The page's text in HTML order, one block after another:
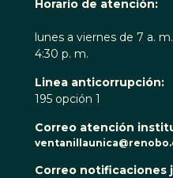
Horario de atención:
lunes a viernes de 7 a.
4:30 p. m.
Linea anticorrupción:
195 opción 1
Correo atención
Correo notificaciones